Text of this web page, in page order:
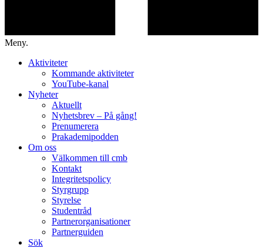
Meny.
Aktiviteter
Kommande aktiviteter
YouTube-kanal
Nyheter
Aktuellt
Nyhetsbrev – På gång!
Prenumerera
Prakademipodden
Om oss
Välkommen till cmb
Kontakt
Integritetspolicy
Styrgrupp
Styrelse
Studentråd
Partnerorganisationer
Partnerguiden
Sök